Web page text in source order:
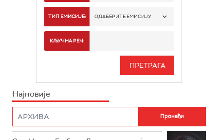
РТС 1
РТС 3
ТИП ЕМИСИЈЕ: ОДАБЕРИТЕ ЕМИСИЈУ
КЉУЧНА РЕЧ:
Најновије